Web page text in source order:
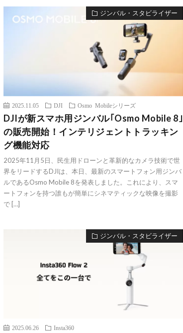
ジンバル・スタビライザー
2025.11.05 DJI Osmo Mobileシリーズ
DJIが新スマホ用ジンバル｢Osmo Mobile 8｣
の販売開始！インテリジェントトラッキン
グ機能対応
2025年11月5日、民生用ドローンと革新的なカメラ技術で世
界をリードするDJIは、本日、最新のスマートフォン用ジンバ
ルであるOsmo Mobile 8を発表しました。これにより、スマ
ートフォンを持つ誰もが簡単にシネマティックな映像を撮影
で […]
ジンバル・スタビライザー
2025.06.26 Insta360